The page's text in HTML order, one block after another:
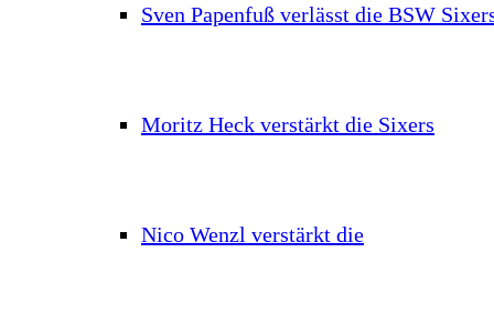
Sven Papenfuß verlässt die BSW
Moritz Heck verstärkt die Sixers
Nico Wenzl verstärkt die